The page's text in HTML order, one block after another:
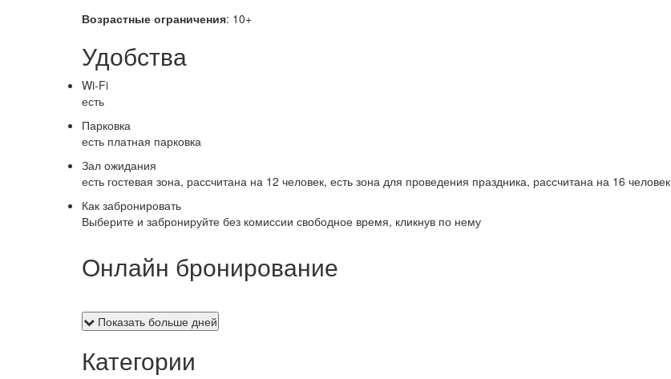
Возрастные ограничения: 10+
Удобства
Wi-Fi
есть
Парковка
есть платная парковка
Зал ожидания
есть гостевая зона, рассчитана на 12 человек, есть зона для проведения праздника, рассчитана на 16 человек
Как забронировать
Выберите и забронируйте без комиссии свободное время, кликнув по нему
Онлайн бронирование
Показать больше дней
Категории